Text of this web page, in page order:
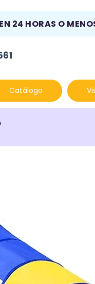
24 HORAS O
Catálogo